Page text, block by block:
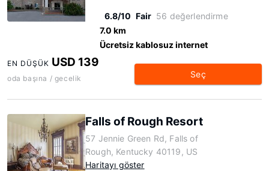
6.8/10 Fair 56 değerlendirme
7.0 km
Ücretsiz kablosuz internet
EN DÜŞÜK USD 139
oda başına / gecelik Seç
Falls of Rough Resort
57 Jennie Green Rd, Falls of
Rough, Kentucky 40119, US
Haritayı göster